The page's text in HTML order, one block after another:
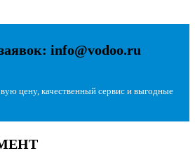
info@vodoo.ru
цену, качественный сервис и выгодные